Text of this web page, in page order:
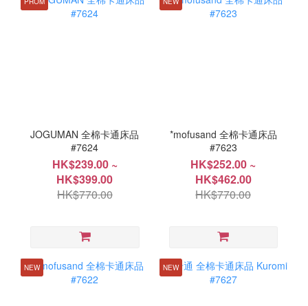
JOGUMAN 全棉卡通床品
#7624
HK$239.00 ~
HK$399.00
HK$770.00
*mofusand 全棉卡通床品
#7623
HK$252.00 ~
HK$462.00
HK$770.00
NEW NEW